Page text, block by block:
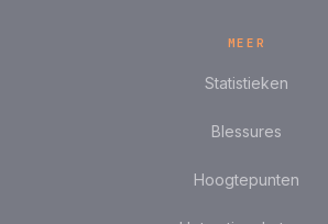
MEER
Statistieken
Blessures
Hoogtepunten